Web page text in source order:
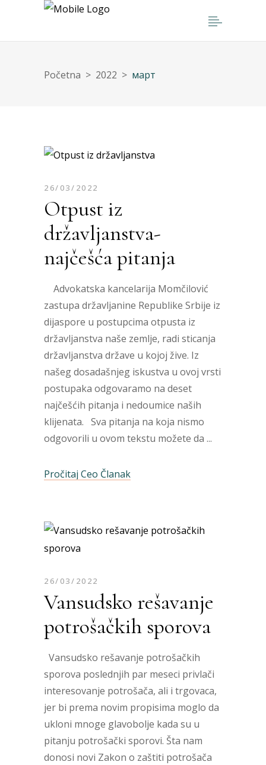
Početna > 2022 > март
26/03/2022
Otpust iz
državljanstva-
najčešća pitanja
Advokatska kancelarija Momčilović
zastupa državljanine Republike Srbije iz
dijaspore u postupcima otpusta iz
državljanstva naše zemlje, radi sticanja
državljanstva države u kojoj žive. Iz
našeg dosadašnjeg iskustva u ovoj vrsti
postupaka odgovaramo na deset
najčešćih pitanja i nedoumice naših
klijenata. Sva pitanja na koja nismo
odgovorili u ovom tekstu možete da
Pročitaj Ceo Članak
26/03/2022
Vansudsko rešavanje
potrošačkih sporova
Vansudsko rešavanje potrošačkih
sporova poslednjih par meseci privlači
interesovanje potrošača, ali i trgovaca,
jer bi prema novim propisima moglo da
ukloni mnoge glavobolje kada su u
pitanju potrošački sporovi. Šta nam
donosi novi Zakon o zaštiti potrošača